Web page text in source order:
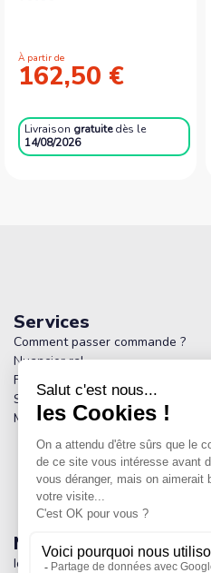
À partir de
162,50 €
Livraison gratuite dès le
14/08/2026
Services
Comment passer commande ?
Nuancier ral
FAQ - Tout savoir sur Normequip
Services et Politique de Retour
Magasins
Mon compte
Identifiant